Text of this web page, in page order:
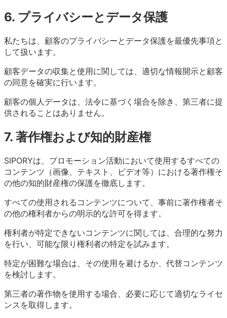
6. プライバシーとデータ保護
私たちは、顧客のプライバシーとデータ保護を最優先事項と
して扱います。
顧客データの収集と使用に関しては、適切な情報開示と顧客
の同意を確実に行います。
顧客の個人データは、法令に基づく場合を除き、第三者に提
供されることはありません。
7. 著作権および知的財産権
SIPORYは、プロモーション活動において使用するすべての
コンテンツ（画像、テキスト、ビデオ等）における著作権そ
の他の知的財産権の保護を徹底します。
すべての使用されるコンテンツについて、事前に著作権者そ
の他の権利者からの明示的な許可を得ます。
権利者が特定できないコンテンツに関しては、合理的な努力
を行い、可能な限り権利者の特定を試みます。
特定が困難な場合は、その使用を避けるか、代替コンテンツ
を検討します。
第三者の著作物を使用する場合、必要に応じて適切なライセ
ンスを取得します。